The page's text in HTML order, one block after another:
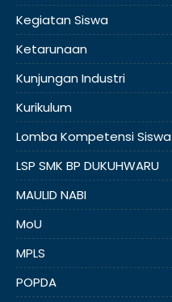
Kegiatan Siswa
Ketarunaan
Kunjungan Industri
Kurikulum
Lomba Kompetensi Siswa
LSP SMK BP DUKUHWARU
MAULID NABI
MoU
MPLS
POPDA